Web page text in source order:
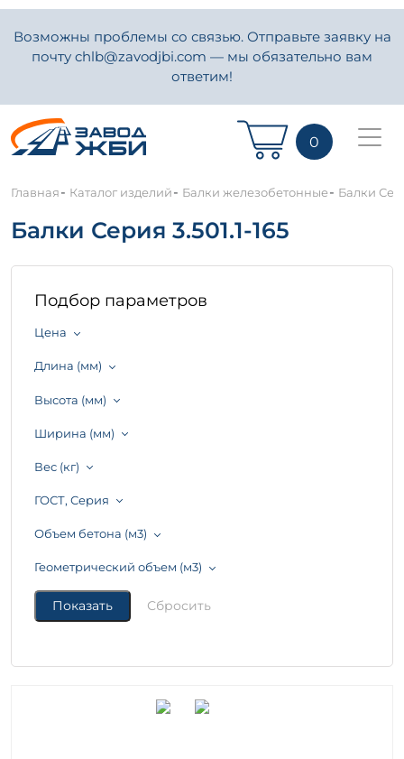
Возможны проблемы со связью. Отправьте заявку на
почту chlb@zavodjbi.com — мы обязательно вам
ответим!
0
Главная- Каталог изделий- Балки железобетонные- Балки
Балки Серия 3.501.1-165
Подбор параметров
Цена
Длина (мм)
Высота (мм)
Ширина (мм)
Вес (кг)
ГОСТ, Серия
Объем бетона (м3)
Геометрический объем (м3)